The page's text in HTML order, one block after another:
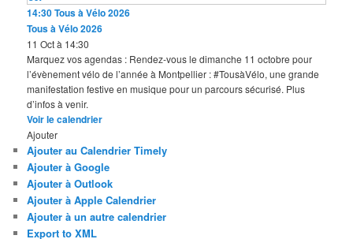
14:30Tous à Vélo 2026
Tous à Vélo 2026
11 Oct à 14:30
Marquez vos agendas : Rendez-vous le dimanche 11 octobre pour
l’évènement vélo de l’année à Montpellier : #TousàVélo, une grande
manifestation festive en musique pour un parcours sécurisé. Plus
d’infos à venir.
Voir le calendrier
Ajouter
Ajouter au Calendrier Timely
Ajouter à Google
Ajouter à Outlook
Ajouter à Apple Calendrier
Ajouter à un autre calendrier
Export to XML